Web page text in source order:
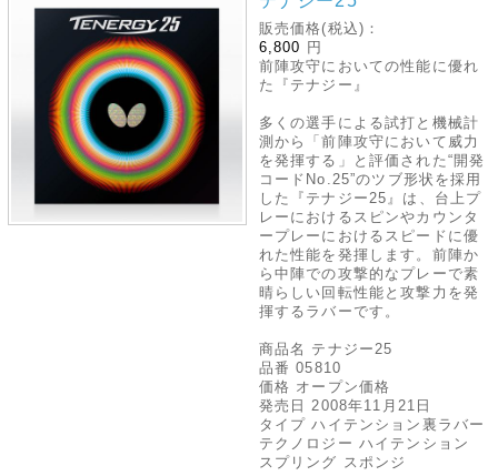
販売価格(税込)：
6,800 円
前陣攻守においての性能に優れ
た『テナジー』
多くの選手による試打と機械計
測から「前陣攻守において威力
を発揮する」と評価された“開発
コードNo.25”のツブ形状を採用
した『テナジー25』は、台上プ
レーにおけるスピンやカウンタ
ープレーにおけるスピードに優
れた性能を発揮します。前陣か
ら中陣での攻撃的なプレーで素
晴らしい回転性能と攻撃力を発
揮するラバーです。
商品名 テナジー25
品番 05810
価格 オープン価格
発売日 2008年11月21日
タイプ ハイテンション裏ラバー
テクノロジー ハイテンション
スプリング スポンジ